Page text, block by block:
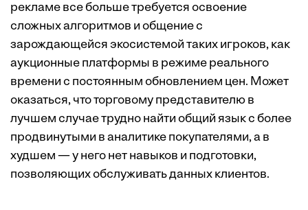
рекламе все больше требуется освоение
сложных алгоритмов и общение с
зарождающейся экосистемой таких игроков, как
аукционные платформы в режиме реального
времени с постоянным обновлением цен. Может
оказаться, что торговому представителю в
лучшем случае трудно найти общий язык с более
продвинутыми в аналитике покупателями, а в
худшем — у него нет навыков и подготовки,
позволяющих обслуживать данных клиентов.